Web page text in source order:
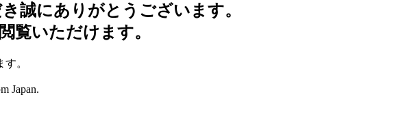
誠にありがとうございます。
覧いただけます。
。
Japan.